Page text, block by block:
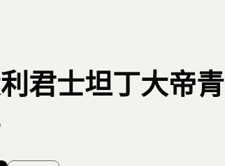
君士坦丁大帝青